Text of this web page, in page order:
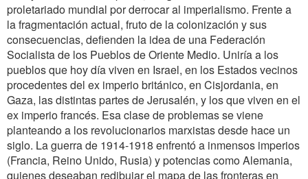
proletariado mundial por derrocar al imperialismo. Frente a
la fragmentación actual, fruto de la colonización y sus
consecuencias, defienden la idea de una Federación
Socialista de los Pueblos de Oriente Medio. Uniría a los
pueblos que hoy día viven en Israel, en los Estados vecinos
procedentes del ex imperio británico, en Cisjordania, en
Gaza, las distintas partes de Jerusalén, y los que viven en el
ex imperio francés. Esa clase de problemas se viene
planteando a los revolucionarios marxistas desde hace un
siglo. La guerra de 1914-1918 enfrentó a inmensos imperios
(Francia, Reino Unido, Rusia) y potencias como Alemania,
quienes deseaban redibujar el mapa de las fronteras en